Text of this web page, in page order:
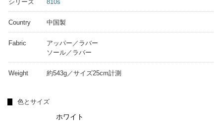
シリーズ 810s
Country 中国製
Fabric
アッパー／ラバー
ソール／ラバー
Weight 約543g／サイズ25cm計測
色とサイズ
ホワイト